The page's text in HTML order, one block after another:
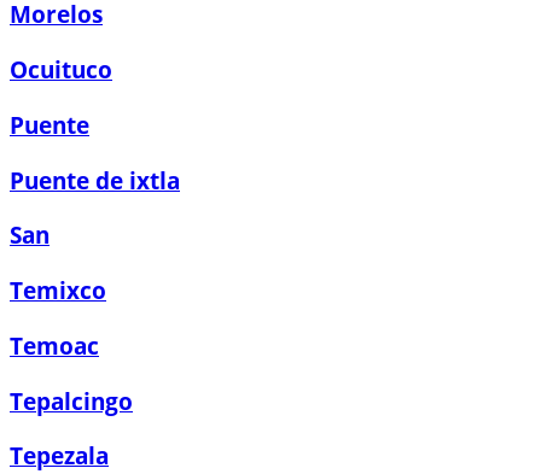
Morelos
Ocuituco
Puente
Puente de ixtla
San
Temixco
Temoac
Tepalcingo
Tepezala